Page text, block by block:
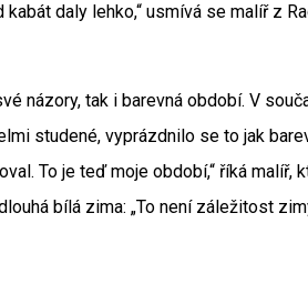
daly lehko,“ usmívá se malíř z
názory, tak i barevná období. V
studené, vyprázdnilo se to jak
To je teď moje období,“ říká malíř,
bílá zima: „To není záležitost